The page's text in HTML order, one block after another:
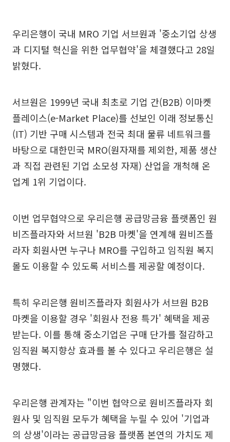
우리은행이 국내 MRO 기업 서브원과 '중소기업 상생
과 디지털 혁신을 위한 업무협약'을 체결했다고 28일
밝혔다.
서브원은 1999년 국내 최초로 기업 간(B2B) 이마켓
플레이스(e-Market Place)를 선보인 이래 정보통신
(IT) 기반 구매 시스템과 전국 최대 물류 네트워크를
바탕으로 대한민국 MRO(원자재를 제외한, 제품 생산
과 직접 관련된 기업 소모성 자재) 산업을 개척해 온
업계 1위 기업이다.
이번 업무협약으로 우리은행 공급망금융 플랫폼인 원
비즈플라자와 서브원 'B2B 마켓'을 연계해 원비즈플
라자 회원사면 누구나 MRO를 구입하고 임직원 복지
몰도 이용할 수 있도록 서비스를 제공할 예정이다.
특히 우리은행 원비즈플라자 회원사가 서브원 B2B
마켓을 이용할 경우 '회원사 전용 특가' 혜택을 제공
받는다. 이를 통해 중소기업은 구매 단가를 절감하고
임직원 복지향상 효과를 볼 수 있다고 우리은행은 설
명했다.
우리은행 관계자는 "이번 협약으로 원비즈플라자 회
원사 및 임직원 모두가 혜택을 누릴 수 있어 '기업과
의 상생'이라는 공급망금융 플랫폼 본연의 가치도 제